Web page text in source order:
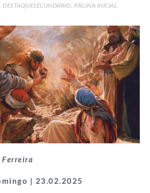
, DESTAQUESECUNDARIO, PÁGINA INICIAL
Ferreira
| 23.02.2025